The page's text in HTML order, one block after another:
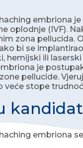
embriona
oplodnje (IVF).
zona pellucida.
bi se
hemijski ili
je
pellucide.
veće stope
embriona